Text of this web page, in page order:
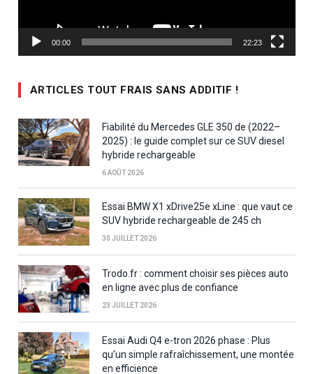
00:00 22:23
ARTICLES TOUT FRAIS SANS ADDITIF !
Fiabilité du Mercedes GLE 350 de (2022–
2025) : le guide complet sur ce SUV diesel
hybride rechargeable
6 AOÛT 2026
Essai BMW X1 xDrive25e xLine : que vaut ce
SUV hybride rechargeable de 245 ch
30 JUILLET 2026
Trodo.fr : comment choisir ses pièces auto
en ligne avec plus de confiance
23 JUILLET 2026
Essai Audi Q4 e-tron 2026 phase : Plus
qu’un simple rafraîchissement, une montée
en efficience